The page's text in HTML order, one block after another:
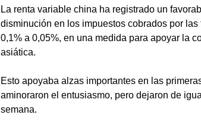
La renta variable china ha registrado un
disminución en los impuestos cobrados por
0,1% a 0,05%, en una medida para apoyar la
asiática.
Esto apoyaba alzas importantes en las
aminoraron el entusiasmo, pero dejaron de
semana.